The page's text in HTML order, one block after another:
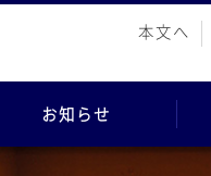
本文へ
お知らせ